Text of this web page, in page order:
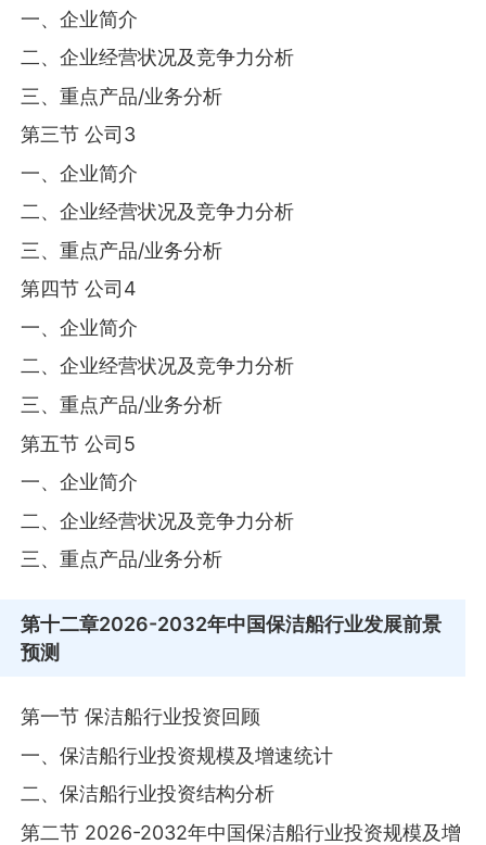
一、企业简介
二、企业经营状况及竞争力分析
三、重点产品/业务分析
第三节 公司3
一、企业简介
二、企业经营状况及竞争力分析
三、重点产品/业务分析
第四节 公司4
一、企业简介
二、企业经营状况及竞争力分析
三、重点产品/业务分析
第五节 公司5
一、企业简介
二、企业经营状况及竞争力分析
三、重点产品/业务分析
第十二章2026-2032年中国保洁船行业发展前景
预测
第一节 保洁船行业投资回顾
一、保洁船行业投资规模及增速统计
二、保洁船行业投资结构分析
第二节 2026-2032年中国保洁船行业投资规模及增